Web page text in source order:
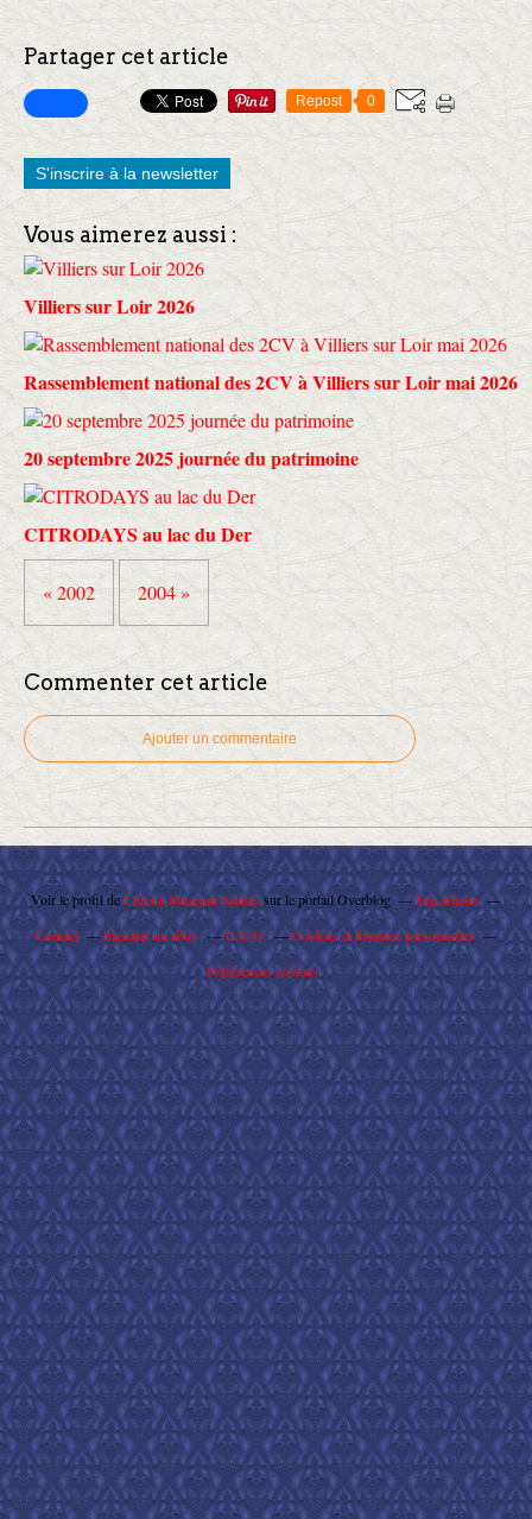
Partager cet article
Repost 0
S'inscrire à la newsletter
Vous aimerez aussi :
Villiers sur Loir 2026
Rassemblement national des 2CV à Villiers sur Loir mai 2026
20 septembre 2025 journée du patrimoine
CITRODAYS au lac du Der
« 2002 2004 »
Commenter cet article
Ajouter un commentaire
Voir le profil deCitroën Maserati Nantessur le portail Overblog
Top articles
Contact
Signaler un abus C.G.U.
Cookies et données personnelles
Préférences cookies